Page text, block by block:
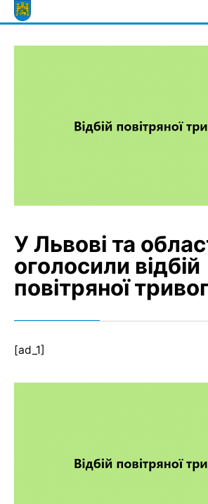
Skip
to
У Львові та
оголосили відбій
повітряної
[ad_1]